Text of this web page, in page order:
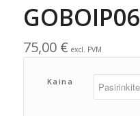
GOBOIP06
75,00 € excl. PVM
Kaina